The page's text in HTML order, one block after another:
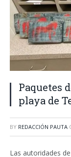
Paquetes
playa de
BY REDACCIÓN PAUTA
Las autoridades